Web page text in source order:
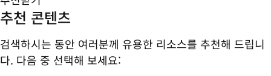
추천 콘텐츠
검색하시는 동안 여러분께 유용한 리소스를 추천해 드립니
다. 다음 중 선택해 보세요: